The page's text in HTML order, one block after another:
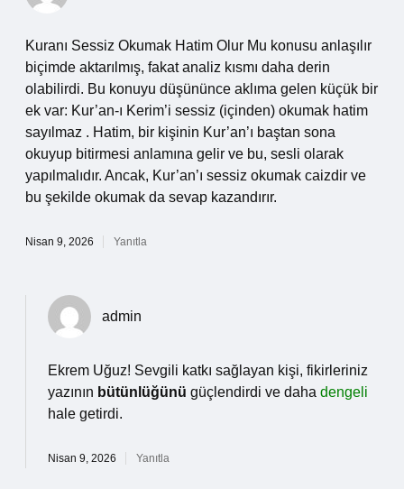
Kuranı Sessiz Okumak Hatim Olur Mu konusu anlaşılır
biçimde aktarılmış, fakat analiz kısmı daha derin
olabilirdi. Bu konuyu düşününce aklıma gelen küçük bir
ek var: Kur’an-ı Kerim’i sessiz (içinden) okumak hatim
sayılmaz . Hatim, bir kişinin Kur’an’ı baştan sona
okuyup bitirmesi anlamına gelir ve bu, sesli olarak
yapılmalıdır. Ancak, Kur’an’ı sessiz okumak caizdir ve
bu şekilde okumak da sevap kazandırır.
Nisan 9, 2026 Yanıtla
admin
Ekrem Uğuz! Sevgili katkı sağlayan kişi, fikirleriniz
yazının bütünlüğünü güçlendirdi ve daha dengeli
hale getirdi.
Nisan 9, 2026 Yanıtla